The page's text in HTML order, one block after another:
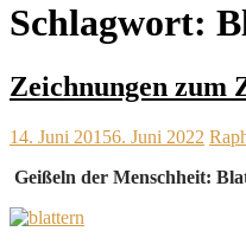
Schlagwort:
Zeichnungen zum
14. Juni 20156. Juni 2022
Geißeln der Menschheit: